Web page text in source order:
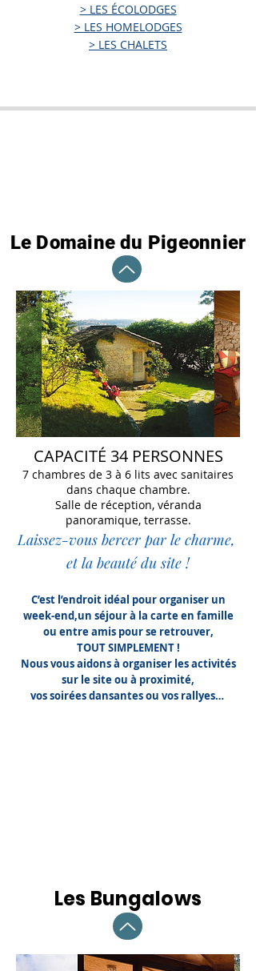
> LES ÉCOLODGES
> LES HOMELODGES
> LES CHALETS
​Le Domaine du Pigeonnier
CAPACITÉ 34 PERSONNES
7 chambres de 3 à 6 lits avec sanitaires
dans chaque chambre.
Salle de réception, véranda
panoramique, terrasse.
Laissez-vous bercer par le charme,
et la beauté du site !
C’est l’endroit idéal pour organiser un
week-end,un séjour à la carte en famille
ou entre amis pour se retrouver,
TOUT SIMPLEMENT !​​
Nous vous aidons à organiser les activités
sur le site ou à proximité,
vos soirées dansantes ou vos rallyes…
Les Bungalows